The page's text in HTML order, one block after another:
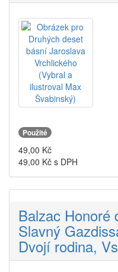
Použité
49,00 Kč
49,00 Kč s DPH
Balzac Honoré
Slavný
Dvojí rodina,